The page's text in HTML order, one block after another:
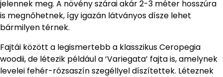
jelennek meg. A növény szárai akár 2-3 méter hosszúra
is megnőhetnek, így igazán látványos dísze lehet
bármilyen térnek.
Fajtái között a legismertebb a klasszikus Ceropegia
woodii, de létezik például a ‘Variegata’ fajta is, amelynek
levelei fehér-rózsaszín szegéllyel díszítettek. Léteznek